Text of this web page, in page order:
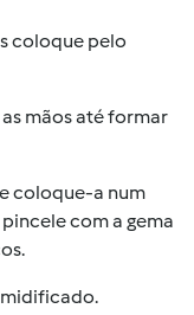
coloque pelo
mãos até formar
coloque-a num
com a gema